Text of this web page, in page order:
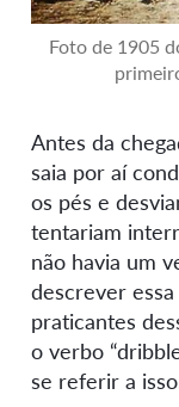
Foto de 1905
Antes da
saia por aí
os pés e
tentariam
não havia um
descrever
praticantes
o verbo
se referir a